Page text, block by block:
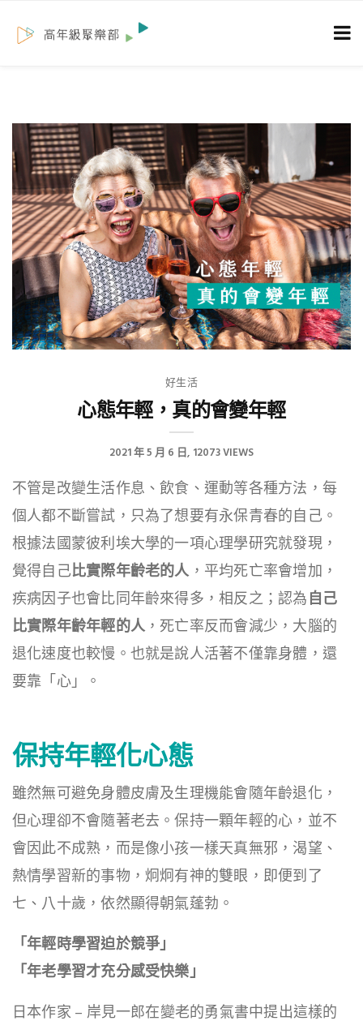
好生活
心態年輕，真的會變年輕
2021 年 5 月 6 日 12073 VIEWS
不管是改變生活作息、飲食、運動等各種方法，每
個人都不斷嘗試，只為了想要有永保青春的自己。
根據法國蒙彼利埃大學的一項心理學研究就發現，
覺得自己比實際年齡老的人，平均死亡率會增加，
疾病因子也會比同年齡來得多，相反之；認為自己
比實際年齡年輕的人，死亡率反而會減少，大腦的
退化速度也較慢。也就是說人活著不僅靠身體，還
要靠「心」。
保持年輕化心態
雖然無可避免身體皮膚及生理機能會隨年齡退化，
但心理卻不會隨著老去。保持一顆年輕的心，並不
會因此不成熟，而是像小孩一樣天真無邪，渴望、
熱情學習新的事物，炯炯有神的雙眼，即便到了
七、八十歲，依然顯得朝氣蓬勃。
「年輕時學習迫於競爭」
「年老學習才充分感受快樂」
日本作家 – 岸見一郎在變老的勇氣書中提出這樣的